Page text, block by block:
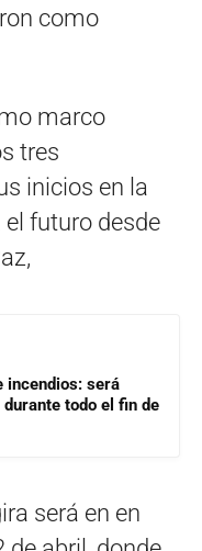
como
marco
tres
inicios en la
futuro desde
incendios: será
todo el fin de
será en en